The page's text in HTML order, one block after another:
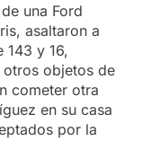
una Ford
asaltaron a
143 y 16,
objetos de
cometer otra
en su casa
por la